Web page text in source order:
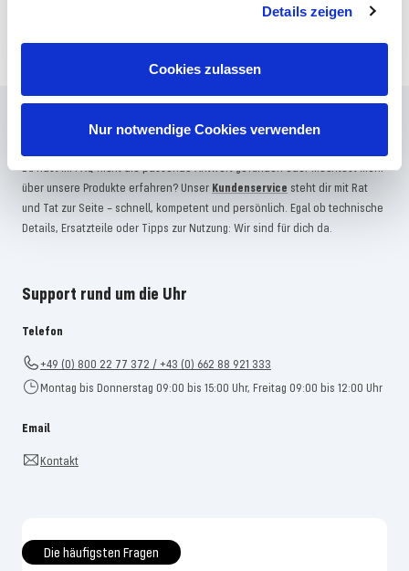
Details zeigen
Cookies zulassen
Nur notwendige Cookies verwenden
JETZT ANMELDEN
Häufig gestellte Fragen
Du hast im FAQ nicht die passende Antwort gefunden oder möchtest mehr
über unsere Produkte erfahren? Unser Kundenservice steht dir mit Rat
und Tat zur Seite – schnell, kompetent und persönlich. Egal ob technische
Details, Ersatzteile oder Tipps zur Nutzung: Wir sind für dich da.
Support rund um die Uhr
Telefon
+49 (0) 800 22 77 372 / +43 (0) 662 88 921 333
Montag bis Donnerstag 09:00 bis 15:00 Uhr, Freitag 09:00 bis 12:00 Uhr
Email
Kontakt
Die häufigsten Fragen